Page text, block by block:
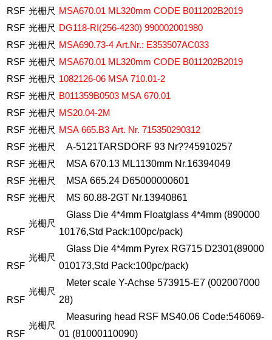
RSF 光栅尺 MSA670.01 ML320mm CODE B011202B2019
RSF 光栅尺 DG118-RI(256-4230) 990002001980
RSF 光栅尺 MSA690.73-4 Art.Nr.: E353507AC033
RSF 光栅尺 MSA670.01 ML320mm CODE B011202B2019
RSF 光栅尺 1082126-06 MSA 710.01-2
RSF 光栅尺 B011359B0503 MSA 670.01
RSF 光栅尺 MS20.04-2M
RSF 光栅尺 MSA 665.B3 Art. Nr. 715350290312
RSF 光栅尺 A-5121TARSDORF 93 Nr??45910257
RSF 光栅尺 MSA 670.13 ML1130mm Nr.16394049
RSF 光栅尺 MSA 665.24 D65000000601
RSF 光栅尺 MS 60.88-2GT Nr.13940861
RSF
光栅尺
Glass Die 4*4mm Floatglass 4*4mm (890000
10176,Std Pack:100pc/pack)
RSF
光栅尺
Glass Die 4*4mm Pyrex RG715 D2301(89000
010173,Std Pack:100pc/pack)
RSF
光栅尺
Meter scale Y-Achse 573915-E7 (002007000
28)
RSF
光栅尺
Measuring head RSF MS40.06 Code:546069-
01 (81000110090)